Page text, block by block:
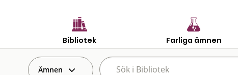
Bibliotek Farliga ämnen
Ämnen